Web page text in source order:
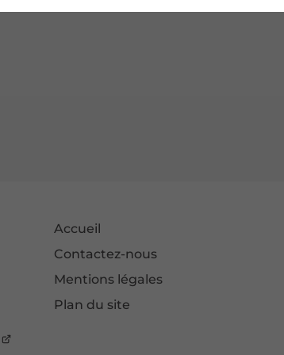
efficace contre les
Accueil
Contactez-nous
Mentions légales
Plan du site